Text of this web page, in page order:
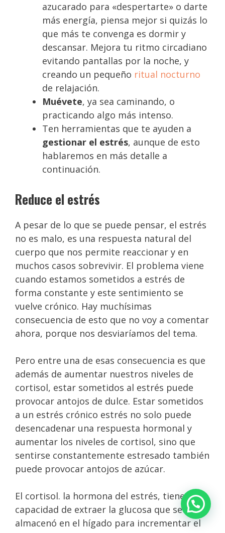
azucarado para «despertarte» o darte
más energía, piensa mejor si quizás lo
que más te convenga es dormir y
descansar. Mejora tu ritmo circadiano
evitando pantallas por la noche, y
creando un pequeño ritual nocturno
de relajación.
Muévete, ya sea caminando, o
practicando algo más intenso.
Ten herramientas que te ayuden a
gestionar el estrés, aunque de esto
hablaremos en más detalle a
continuación.
Reduce el estrés
A pesar de lo que se puede pensar, el estrés
no es malo, es una respuesta natural del
cuerpo que nos permite reaccionar y en
muchos casos sobrevivir. El problema viene
cuando estamos sometidos a estrés de
forma constante y este sentimiento se
vuelve crónico. Hay muchísimas
consecuencia de esto que no voy a comentar
ahora, porque nos desviaríamos del tema.
Pero entre una de esas consecuencia es que
además de aumentar nuestros niveles de
cortisol, estar sometidos al estrés puede
provocar antojos de dulce. Estar sometidos
a un estrés crónico estrés no solo puede
desencadenar una respuesta hormonal y
aumentar los niveles de cortisol, sino que
sentirse constantemente estresado también
puede provocar antojos de azúcar.
El cortisol. la hormona del estrés, tiene la
capacidad de extraer la glucosa que se
almacenó en el hígado para incrementar el